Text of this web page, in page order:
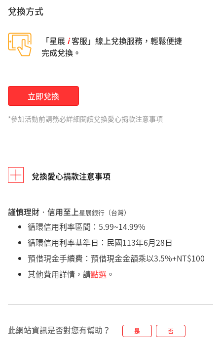
兌換方式
「星展 i客服」線上兌換服務，輕鬆便捷
完成兌換。
立即兌換
*參加活動前請務必詳細閱讀兌換愛心捐款注意事項
兌換愛心捐款注意事項
兌換適用期間：即日起～2026/12/31（含）止。
本活動限星展信用卡持卡人兌換。
飛行積金：每 100點可捐款NT$12，單筆最低兌
換500點，須以100點為倍數。
活利積分：每 1,000 點可捐款NT$60，單筆最低
兌換3,000點，須以1,000點為倍數。
筆最低兌換500點，須以100點為倍數。
單筆最低兌換500點，須以100點為倍數。
持卡人若有以下任一情事者，將喪失參加紅利點
謹慎理財‧信用至上星展銀行（台灣）
循環信用利率區間：5.99~14.99%
循環信用利率基準日：民國113年6月28日
預借現金手續費：預借現金金額乘以3.5%+NT$100
其他費用詳情，請點選 。
此網站資訊是否對您有幫助？ 是 否